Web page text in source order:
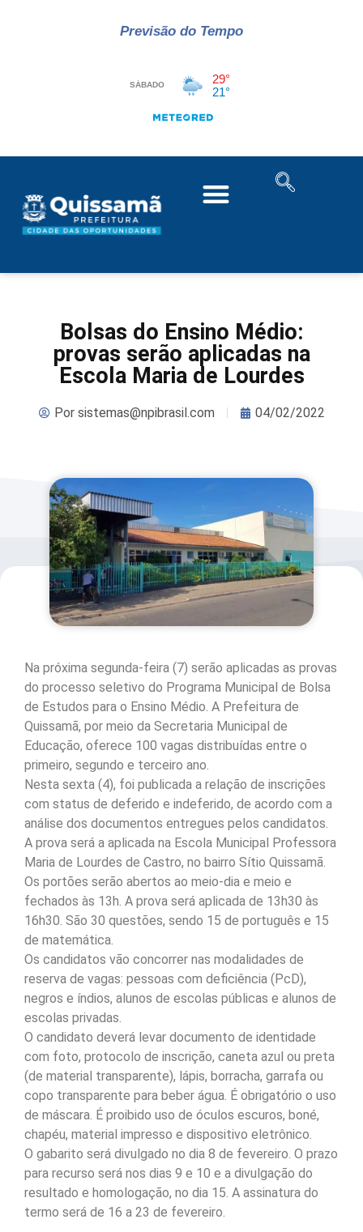
Previsão do Tempo
Bolsas do Ensino Médio:
provas serão aplicadas na
Escola Maria de Lourdes
Porsistemas@npibrasil.com 04/02/2022
Na próxima segunda-feira (7) serão aplicadas as provas
do processo seletivo do Programa Municipal de Bolsa
de Estudos para o Ensino Médio. A Prefeitura de
Quissamã, por meio da Secretaria Municipal de
Educação, oferece 100 vagas distribuídas entre o
primeiro, segundo e terceiro ano.
Nesta sexta (4), foi publicada a relação de inscrições
com status de deferido e indeferido, de acordo com a
análise dos documentos entregues pelos candidatos.
A prova será a aplicada na Escola Municipal Professora
Maria de Lourdes de Castro, no bairro Sítio Quissamã.
Os portões serão abertos ao meio-dia e meio e
fechados às 13h. A prova será aplicada de 13h30 às
16h30. São 30 questões, sendo 15 de português e 15
de matemática.
Os candidatos vão concorrer nas modalidades de
reserva de vagas: pessoas com deficiência (PcD),
negros e índios, alunos de escolas públicas e alunos de
escolas privadas.
O candidato deverá levar documento de identidade
com foto, protocolo de inscrição, caneta azul ou preta
(de material transparente), lápis, borracha, garrafa ou
copo transparente para beber água. É obrigatório o uso
de máscara. É proibido uso de óculos escuros, boné,
chapéu, material impresso e dispositivo eletrônico.
O gabarito será divulgado no dia 8 de fevereiro. O prazo
para recurso será nos dias 9 e 10 e a divulgação do
resultado e homologação, no dia 15. A assinatura do
termo será de 16 a 23 de fevereiro.